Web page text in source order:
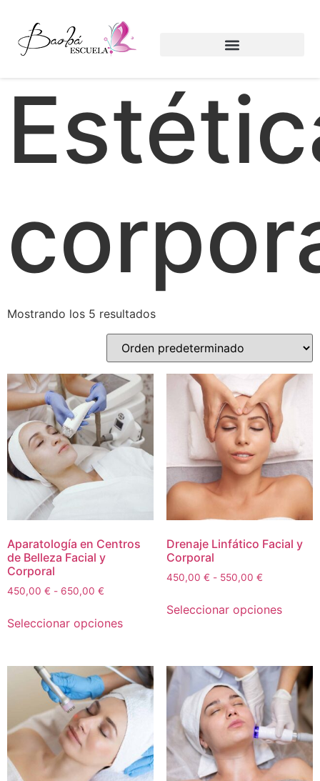
Inicio / Estética corporal
Mostrando los 5 resultados
Aparatología en Centros
de Belleza Facial y
Corporal
450,00 € - 650,00 €
Seleccionar opciones
Drenaje Linfático Facial y
Corporal
450,00 € - 550,00 €
Seleccionar opciones